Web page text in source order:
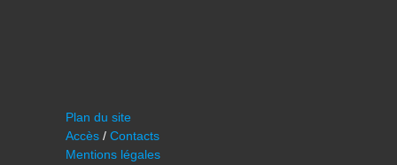
Plan du site
Accès / Contacts
Mentions légales